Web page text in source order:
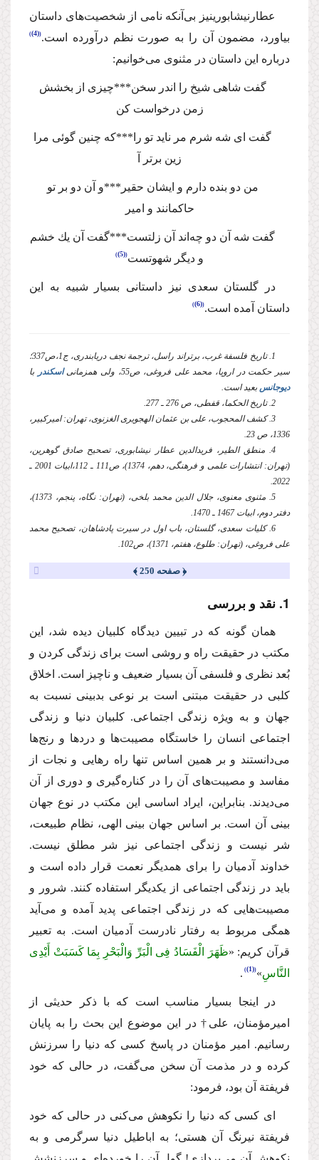
عطار‌نیشابورینیز بی‌آنكه نامی از شخصیت‌های داستان
بیاورد، مضمون آن را به صورت نظم درآورده است. (4)
درباره این داستان در مثنوی می‌خوانیم:
گفت شاهی شیخ را اندر سخن***چیزی از بخشش
زمن درخواست كن
گفت ای شه شرم مر ناید تو را***كه چنین گوئی مرا
زین برتر آ
من دو بنده دارم و ایشان حقیر***و آن دو بر تو
حاكمانند و امیر
گفت شه آن دو چه‌اند آن زلتست***گفت آن یك خشم
و دیگر شهوتست (5)
‌در گلستان‌ سعدی نیز داستانی بسیار شبیه به این
داستان آمده است. (6)
1. تاریخ فلسفة‌ غرب، برتراند راسل، ترجمة نجف دریابندری، ج1،‌ص337؛
سیر حكمت در اروپا، محمد علی فروغی، ص55، ولی همزمانی
اسكندر با
دیوجانس بعید است.
2. تاریخ الحكما، قفطی، ص 276 ـ 277.
3. كشف المحجوب، علی بن عثمان الهجویری الغزنوی، تهران: امیركبیر،
1336، ص 23.
4. منطق الطیر، فریدالدین عطار نیشابوری، تصحیح صادق گوهرین،
(تهران: انتشارات علمی و فرهنگی، دهم، 1374)، ص111 ـ 112،‌ابیات 2001 ـ
2022.
5. مثنوی معنوی، جلال الدین محمد بلخی، (تهران: نگاه، پنجم، 1373)،
دفتر دوم، ابیات 1467 ـ 1470.
6. كلیات سعدی،‌ گلستان،‌ باب اول در سیرت پادشاهان، تصحیح محمد
علی فروغی، (تهران: طلوع، هفتم، 1371)،‌ ص102.
﴿ صفحه 250 ﴾
1. نقد و بررسی
‌همان گونه كه در تبیین دیدگاه كلبیان دیده شد، این
مكتب در حقیقت راه و روشی است برای زندگی كردن و
بُعد نظری و فلسفی آن بسیار ضعیف و ناچیز است. اخلاق
كلبی در حقیقت مبتنی است بر نوعی بدبینی نسبت به
جهان و به ویژه زندگی اجتماعی. كلبیان دنیا و زندگی
اجتماعی انسان را خاستگاه مصیبت‌ها و دردها و رنج‌ها
می‌دانستند و بر همین اساس تنها راه رهایی و نجات از
مفاسد و مصیبت‌های آن را در كناره‌گیری و دوری از آن
می‌دیدند. بنابراین، ایراد اساسی این مكتب در نوع جهان
بینی آن است. بر اساس جهان بینی الهی، نظام طبیعت،
شر نیست و زندگی اجتماعی نیز شر مطلق نیست.
خداوند آدمیان را برای همدیگر نعمت قرار داده است و
باید در زندگی اجتماعی از یكدیگر استفاده كنند. شرور و
مصیبت‌هایی كه در زندگی اجتماعی پدید آمده و می‌آید
همگی مربوط به رفتار نادرست آدمیان است. به تعبیر
قرآن كریم: «ظَهَرَ الْفَسَادُ فِی الْبَرِّ وَالْبَحْرِ بِمَا كَسَبَتْ أَیْدِی
النَّاسِ‌»
(1)
‌.
در اینجا بسیار مناسب است كه با ذكر حدیثی از
امیرمؤمنان، علی† در این موضوع این بحث را به پایان
رسانیم. امیر مؤمنان در پاسخ كسی كه دنیا را سرزنش
كرده و در مذمت آن سخن می‌گفت،‌ در حالی كه خود
فریفتة‌ آن بود، فرمود:
‌ای كسی كه دنیا را نكوهش می‌كنی در حالی كه خود
فریفتة نیرنگ آن هستی؛ به اباطیل دنیا سرگرمی و به